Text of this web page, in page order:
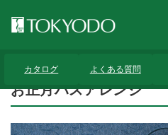
カタログ よくある質問
お正月ハスアレンジ